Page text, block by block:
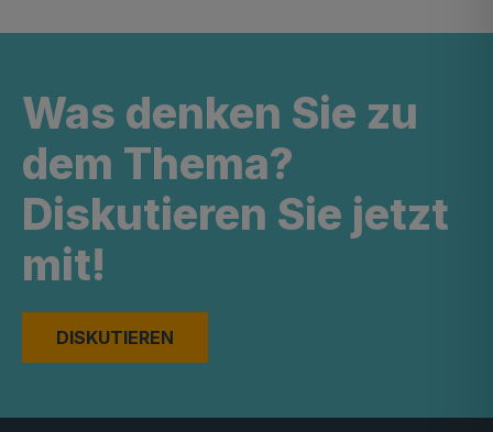
Was denken Sie zu
dem Thema?
Diskutieren Sie jetzt
mit!
DISKUTIEREN